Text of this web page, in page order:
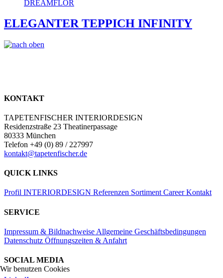
ELEGANTER TEPPICH INFINITY
KONTAKT
TAPETENFISCHER INTERIORDESIGN
Residenzstraße 23 Theatinerpassage
80333 München
Telefon +49 (0) 89 / 227997
kontakt@tapetenfischer.de
QUICK LINKS
Profil INTERIORDESIGN Referenzen SortimentCareerKontakt
SERVICE
Impressum & Bildnachweise Allgemeine Geschäftsbedingungen
Datenschutz Öffnungszeiten & Anfahrt
SOCIAL MEDIA
Wir benutzen Cookies